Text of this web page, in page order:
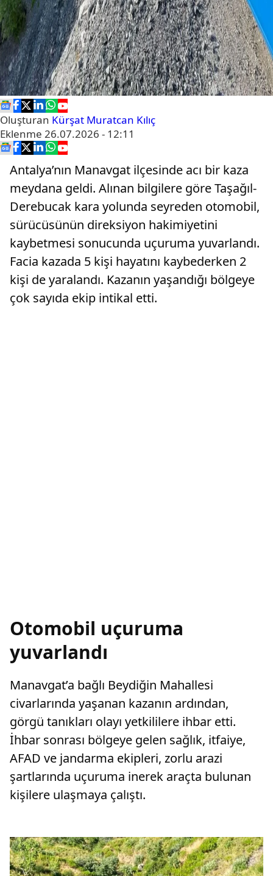
Oluşturan Kürşat Muratcan Kılıç
Eklenme 26.07.2026 - 12:11
Antalya’nın Manavgat ilçesinde acı bir kaza
meydana geldi. Alınan bilgilere göre Taşağıl-
Derebucak kara yolunda seyreden otomobil,
sürücüsünün direksiyon hakimiyetini
kaybetmesi sonucunda uçuruma yuvarlandı.
Facia kazada 5 kişi hayatını kaybederken 2
kişi de yaralandı. Kazanın yaşandığı bölgeye
çok sayıda ekip intikal etti.
Otomobil uçuruma
yuvarlandı
Manavgat’a bağlı Beydiğin Mahallesi
civarlarında yaşanan kazanın ardından,
görgü tanıkları olayı yetkililere ihbar etti.
İhbar sonrası bölgeye gelen sağlık, itfaiye,
AFAD ve jandarma ekipleri, zorlu arazi
şartlarında uçuruma inerek araçta bulunan
kişilere ulaşmaya çalıştı.